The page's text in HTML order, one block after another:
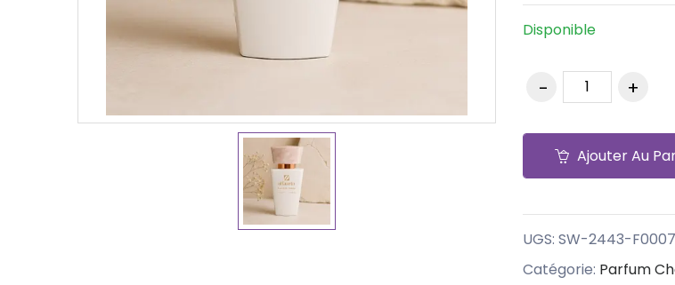
Disponible
Ajouter Au
UGS: SW-2443-F0007
Catégorie: Parfum